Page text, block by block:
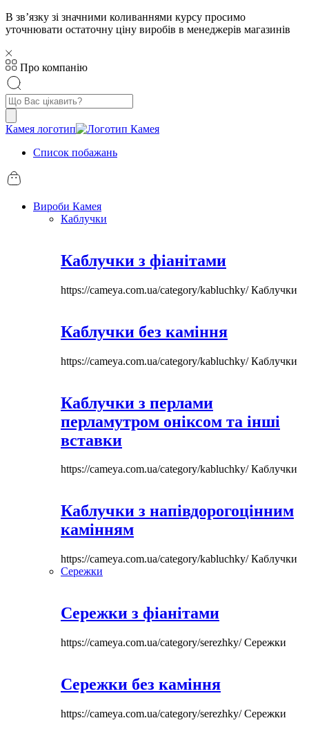
В звʼязку зі значними коливаннями курсу просимо
уточнювати остаточну ціну виробів в менеджерів магазинів
Про компанію
Пошук
товарів
Камея логотип
Список побажань
Вироби Камея
Каблучки
Каблучки з фіанітами
https://cameya.com.ua/category/kabluchky/Каблучки
Каблучки без каміння
https://cameya.com.ua/category/kabluchky/Каблучки
Каблучки з перлами
перламутром оніксом та інші
вставки
https://cameya.com.ua/category/kabluchky/Каблучки
Каблучки з напівдорогоцінним
камінням
https://cameya.com.ua/category/kabluchky/Каблучки
Сережки
Сережки з фіанітами
https://cameya.com.ua/category/serezhky/Сережки
Сережки без каміння
https://cameya.com.ua/category/serezhky/Сережки